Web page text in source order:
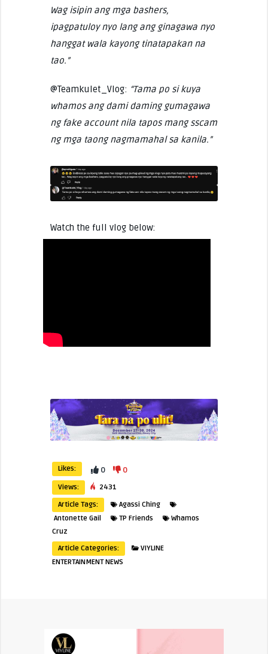
Wag isipin ang mga bashers,
ipagpatuloy nyo lang ang ginagawa nyo
hanggat wala kayong tinatapakan na
tao.”
@Teamkulet_Vlog: “Tama po si kuya
whamos ang dami daming gumagawa
ng fake account nila tapos mang sscam
ng mga taong nagmamahal sa kanila.”
Watch the full vlog below:
Likes: 0 0
Views:
2431
Article Tags:
Agassi Ching
Antonette Gail
TP Friends
Whamos
Cruz
Article Categories:
VIYLINE
ENTERTAINMENT NEWS